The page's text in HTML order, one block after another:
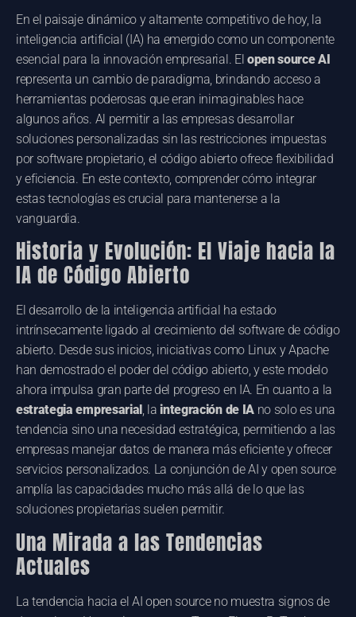
En el paisaje dinámico y altamente competitivo de hoy, la
inteligencia artificial (IA) ha emergido como un componente
esencial para la innovación empresarial. El open source AI
representa un cambio de paradigma, brindando acceso a
herramientas poderosas que eran inimaginables hace
algunos años. Al permitir a las empresas desarrollar
soluciones personalizadas sin las restricciones impuestas
por software propietario, el código abierto ofrece flexibilidad
y eficiencia. En este contexto, comprender cómo integrar
estas tecnologías es crucial para mantenerse a la
vanguardia.
Historia y Evolución: El Viaje hacia la
IA de Código Abierto
El desarrollo de la inteligencia artificial ha estado
intrínsecamente ligado al crecimiento del software de código
abierto. Desde sus inicios, iniciativas como Linux y Apache
han demostrado el poder del código abierto, y este modelo
ahora impulsa gran parte del progreso en IA. En cuanto a la
estrategia empresarial , laintegración de IAno solo es una
tendencia sino una necesidad estratégica, permitiendo a las
empresas manejar datos de manera más eficiente y ofrecer
servicios personalizados. La conjunción de AI y open source
amplía las capacidades mucho más allá de lo que las
soluciones propietarias suelen permitir.
Una Mirada a las Tendencias
Actuales
La tendencia hacia el AI open source no muestra signos de